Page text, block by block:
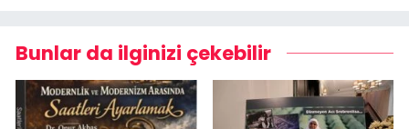
Bunlar da ilginizi çekebilir